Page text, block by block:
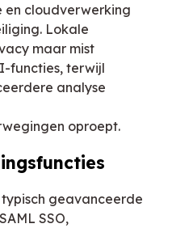
en cloudverwerking
Lokale
maar mist
functies, terwijl
analyse
oproept.
geavanceerde
SSO,